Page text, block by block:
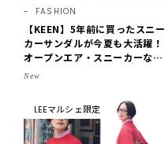
FASHION
【KEEN】5年前に買ったスニー
カーサンダルが今夏も大活躍！
オープンエア・スニーカーなら
涼しくて歩きやすい【LEE編集
New
LEEマルシェ限定